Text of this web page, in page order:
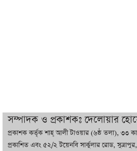
দুবাইয়ে বেনজীরের
ফার্ম নিয়োগ করেছে
সম্পাদক ও প্রকাশকঃ দেলোয়ার
প্রকাশক কর্তৃক শাহ্ আলী টাওয়ার (৬ষ্ঠ তলা), ৩৩
প্রকাশিত এবং ৫২/২ টয়েনবি সার্কুলার রোড,